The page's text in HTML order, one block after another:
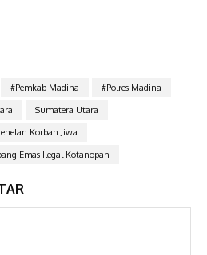
#Pemkab Madina
#Polres Madina
Sumatera Utara
Korban Jiwa
Emas Ilegal Kotanopan